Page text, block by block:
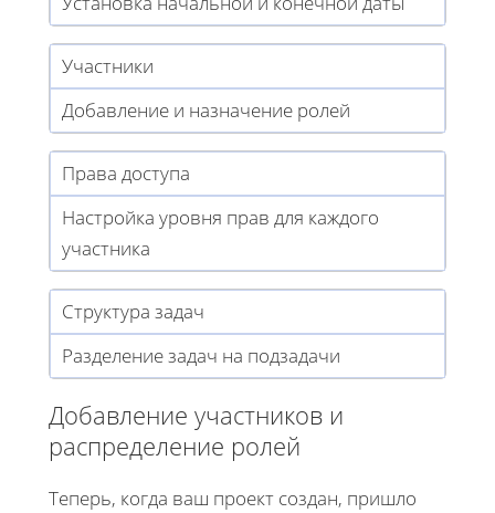
Участники
Добавление и назначение ролей
Права доступа
Настройка уровня прав для каждого
участника
Структура задач
Разделение задач на подзадачи
Добавление участников и
распределение ролей
Теперь, когда ваш проект создан, пришло